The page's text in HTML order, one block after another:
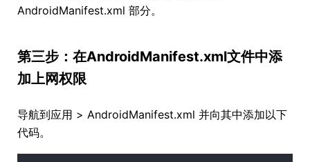
AndroidManifest.xml 部分。
第三步：在AndroidManifest.xml文件中添
加上网权限
导航到应用 > AndroidManifest.xml 并向其中添加以下
代码。